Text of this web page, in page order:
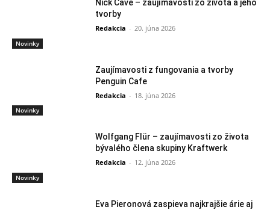
Novinky
Nick Cave – zaujímavosti zo života a jeho
tvorby
Redakcia - 20. júna 2026
Novinky
Zaujímavosti z fungovania a tvorby
Penguin Cafe
Redakcia - 18. júna 2026
Novinky
Wolfgang Flür – zaujímavosti zo života
bývalého člena skupiny Kraftwerk
Redakcia - 12. júna 2026
Eva Pieronová zaspieva najkrajšie árie aj